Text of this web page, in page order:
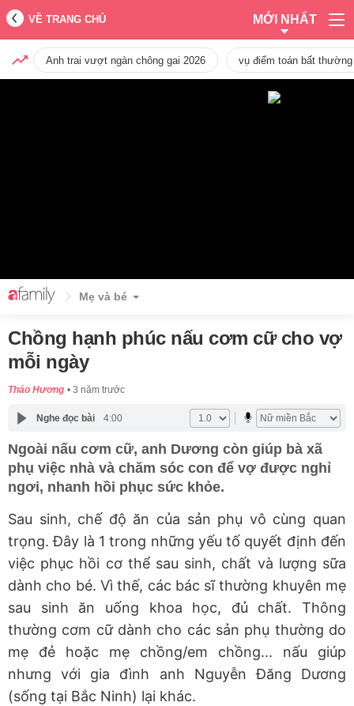
VỀ TRANG CHỦ MỚI NHẤT
Anh trai vượt ngàn chông gai 2026 vụ điểm toán bất
Mẹ và bé
Chồng hạnh phúc nấu cơm cữ cho vợ
mỗi ngày
Thảo Hương 3 năm trước
Nghe đọc bài 4:00
Ngoài nấu cơm cữ, anh Dương còn giúp bà xã
phụ việc nhà và chăm sóc con để vợ được nghỉ
ngơi, nhanh hồi phục sức khỏe.
Sau sinh, chế độ ăn của sản phụ vô cùng quan
trọng. Đây là 1 trong những yếu tố quyết định đến
việc phục hồi cơ thể sau sinh, chất và lượng sữa
dành cho bé. Vì thế, các bác sĩ thường khuyên mẹ
sau sinh ăn uống khoa học, đủ chất. Thông
thường cơm cữ dành cho các sản phụ thường do
mẹ đẻ hoặc mẹ chồng/em chồng... nấu giúp
nhưng với gia đình anh Nguyễn Đăng Dương
(sống tại Bắc Ninh) lại khác.